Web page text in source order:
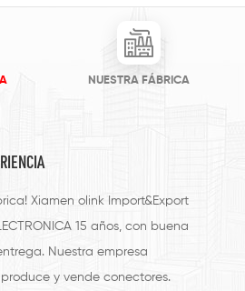
NUESTRA FÁBRICA
Xiamen olink Import&Export
15 años, con buena
Nuestra empresa
y vende conectores.